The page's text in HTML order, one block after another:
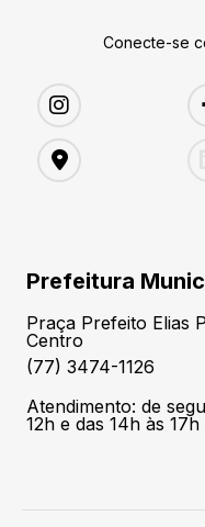
Conecte-se
Prefeitura
Praça Prefeito Elias
Centro
(77) 3474-1126
Atendimento: de
12h e das 14h às 17h